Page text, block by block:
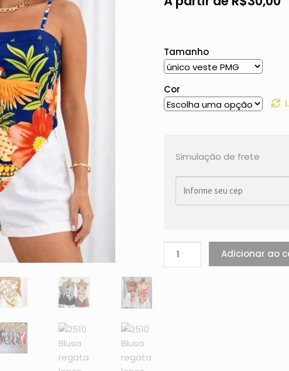
Tamanho
Cor
Simulação de frete
Adicionar ao